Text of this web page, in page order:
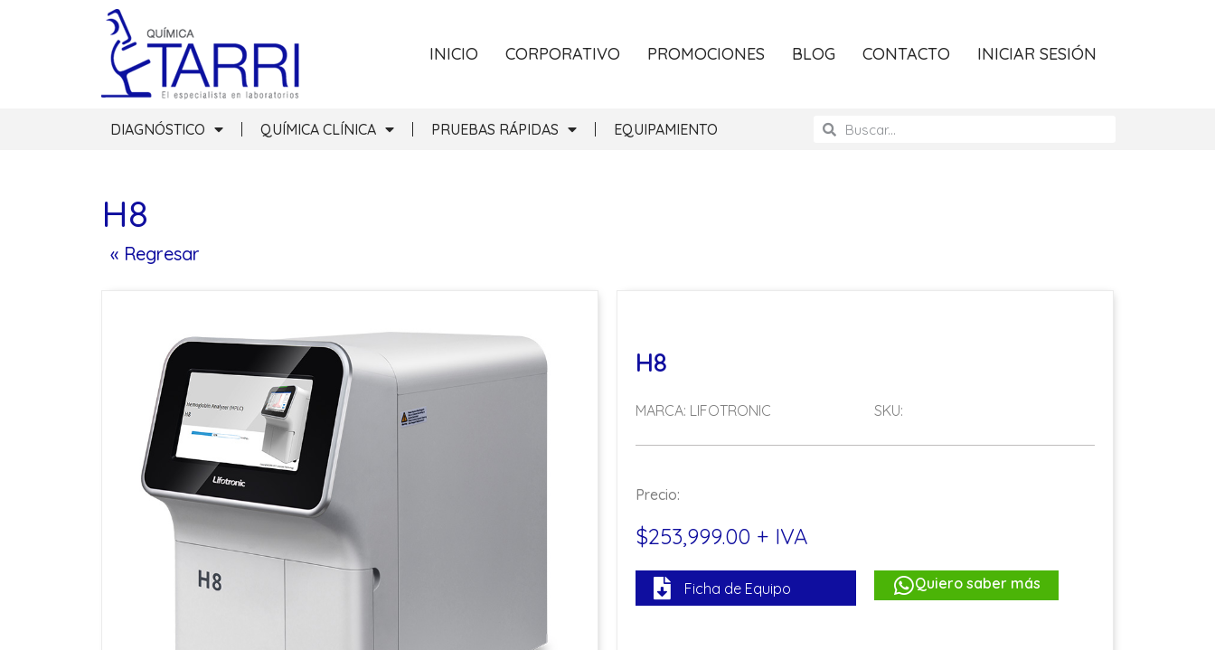
INICIO CORPORATIVO PROMOCIONES BLOG CONTACTO INICIAR SESIÓN
DIAGNÓSTICO QUÍMICA CLÍNICA PRUEBAS RÁPIDAS EQUIPAMIENTO
H8
« Regresar
H8
MARCA: LIFOTRONIC SKU:
Precio:
$253,999.00 + IVA
Ficha de Equipo Quiero saber más